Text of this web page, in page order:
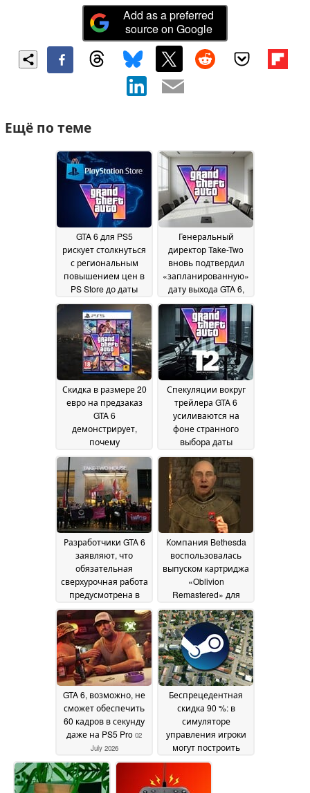
Add as a preferred
source on Google
Ещё по теме
GTA 6 для PS5
рискует столкнуться
с региональным
повышением цен в
PS Store до даты
выпуска, в
результате чего
физическая версия
станет дешевле19
July 2026
Генеральный
директор Take-Two
вновь подтвердил
«запланированную»
дату выхода GTA 6,
однако подчеркнул
высокие показатели
продаж GTA Online
18
July 2026
Скидка в размере 20
евро на предзаказ
GTA 6
демонстрирует,
почему
исчезновение
физических игр
приводит к
сокращению
количества
выгодных
предложений15 July
2026
Спекуляции вокруг
трейлера GTA 6
усиливаются на
фоне странного
выбора даты
проведения
августовской
телеконференции
по финансовым
результатам Take-
Two10 July 2026
Разработчики GTA 6
заявляют, что
обязательная
сверхурочная работа
предусмотрена в
контрактах с Rockstar
06 July 2026
Компания Bethesda
воспользовалась
выпуском картриджа
«Oblivion
Remastered» для
Nintendo Switch 2,
чтобы подколоть
Sony в связи с
объявленным ею
прекращением
выпуска физических
игр для PlayStation05
July 2026
GTA 6, возможно, не
сможет обеспечить
60 кадров в секунду
даже на PS5 Pro 02
July 2026
Беспрецедентная
скидка 90 %: в
симуляторе
управления игроки
могут построить
транспортную
империю всего за 3
доллара